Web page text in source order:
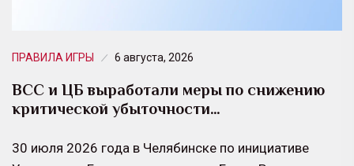
ПРАВИЛА ИГРЫ 6 августа, 2026
ВСС и ЦБ выработали меры по снижению
критической убыточности…
30 июля 2026 года в Челябинске по инициативе